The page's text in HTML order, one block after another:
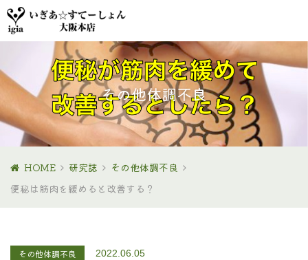
その他体調不良
HOME 研究誌
その他体調不良
便秘は筋肉を緩めると改善する？
その他体調不良 2022.06.05